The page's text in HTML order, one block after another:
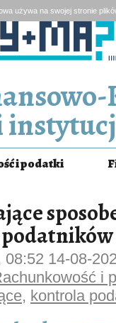
używa na swojej stronie
i podatki
14-08-
i
, kontrola